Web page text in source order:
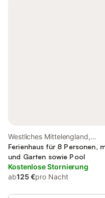
Westliches Mittelengland,
Shropshire
Ferienhaus für 8 Personen,
und Garten sowie Pool
Kostenlose Stornierung
ab125 €pro Nacht